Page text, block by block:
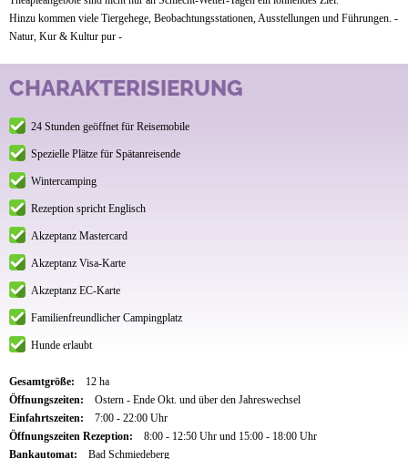
Hinzu kommen viele Tiergehege, Beobachtungsstationen, Ausstellungen und Führungen. -
Natur, Kur & Kultur pur -
CHARAKTERISIERUNG
24 Stunden geöffnet für Reisemobile
Spezielle Plätze für Spätanreisende
Wintercamping
Rezeption spricht Englisch
Akzeptanz Mastercard
Akzeptanz Visa-Karte
Akzeptanz EC-Karte
Familienfreundlicher Campingplatz
Hunde erlaubt
Gesamtgröße:
12 ha
Öffnungszeiten:
Ostern - Ende Okt. und über den Jahreswechsel
Einfahrtszeiten:
7:00 - 22:00 Uhr
Öffnungszeiten Rezeption:
8:00 - 12:50 Uhr und 15:00 - 18:00 Uhr
Bankautomat:
Bad Schmiedeberg